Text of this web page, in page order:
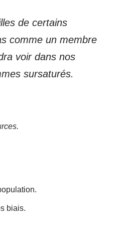
de certains
comme un membre
voir dans nos
sursaturés.
biais.